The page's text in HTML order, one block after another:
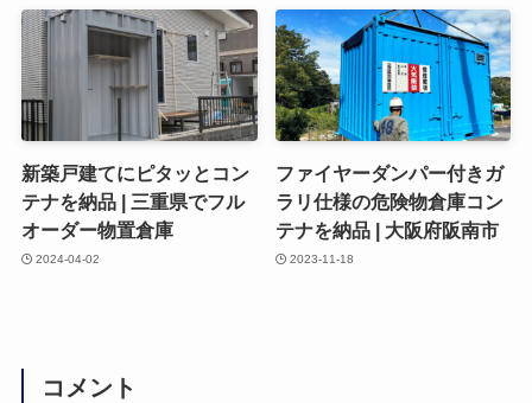
新築戸建てにピタッとコン
テナを納品 | 三重県でフル
オーダー物置倉庫
2024-04-02
ファイヤーダンパー付きガ
ラリ仕様の危険物倉庫コン
テナを納品 | 大阪府阪南市
2023-11-18
コメント